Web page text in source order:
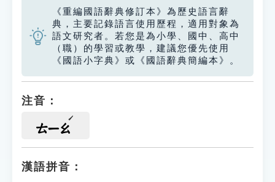
《重編國語辭典修訂本》為歷史語言辭
典，主要記錄語言使用歷程，適用對象為
語文研究者。若您是為小學、國中、高中
（職）的學習或教學，建議您優先使用
《國語小字典》或《國語辭典簡編本》。
注音：
ㄊㄧㄠ
漢語拼音：